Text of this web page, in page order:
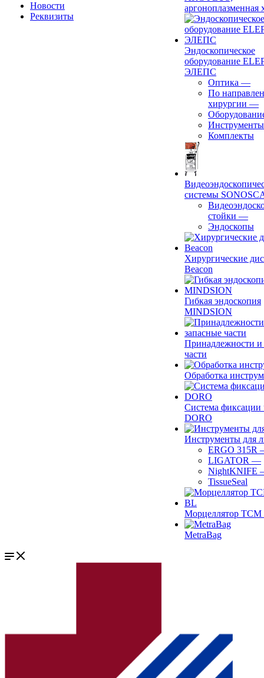
Новости
Реквизиты
аргоноплазменная
Эндоскопическое
оборудование
ЭЛЕПС
Оптика —
По
хирургии —
Инструменты
Комплекты
системы
стойки —
Эндоскопы
Хирургические
Beacon
Гибкая эндоскопия
MINDSION
Принадлежности и
части
Обработка
Система фиксации
DORO
Инструменты для
ERGO 315R
LIGATOR —
NightKNIFE
TissueSeal
Морцеллятор ТСМ
MetraBag